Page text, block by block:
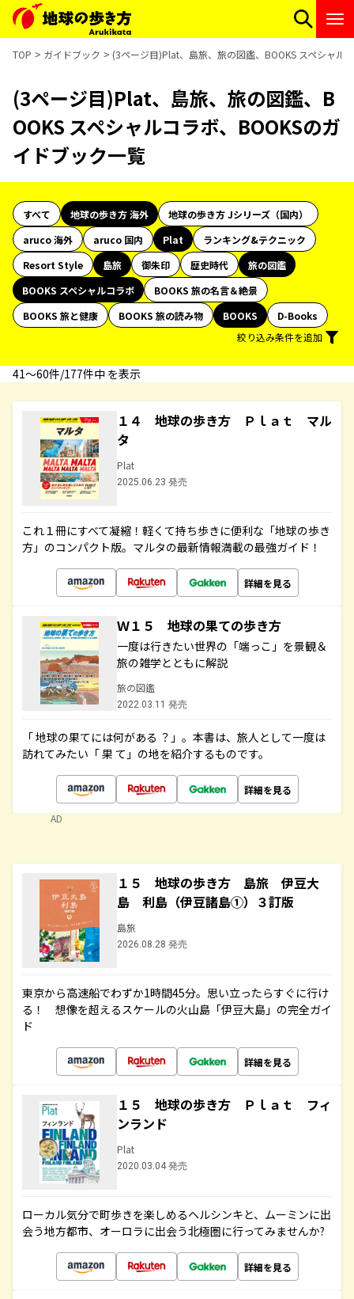
TOP ガイドブック (3ページ目)Plat、島旅、旅の図鑑、BOOKS スペシャル
(3ページ目)Plat、島旅、旅の図鑑、B
OOKS スペシャルコラボ、BOOKSのガ
イドブック一覧
すべて 地球の歩き方 海外
地球の歩き方 Jシリーズ（国内）
aruco 海外
aruco 国内 Plat
ランキング&テクニック
Resort Style
島旅 御朱印 歴史時代
旅の図鑑
BOOKS スペシャルコラボ
BOOKS 旅の名言＆絶景
BOOKS 旅と健康
BOOKS 旅の読み物 BOOKS
D-Books
絞り込み条件を追加
41〜60件/177件中 を表示
１４ 地球の歩き方 Ｐｌａｔ マル
タ
Plat
2025.06.23 発売
これ１冊にすべて凝縮！軽くて持ち歩きに便利な「地球の歩き
方」のコンパクト版。マルタの最新情報満載の最強ガイド！
詳細を見る
Ｗ１５ 地球の果ての歩き方
一度は行きたい世界の「端っこ」を景観＆
旅の雑学とともに解説
旅の図鑑
2022.03.11 発売
「 地球の果てには何がある ？」。本書は、旅人として一度は
訪れてみたい「 果 て」の地を紹介するものです。
詳細を見る
AD
１５ 地球の歩き方 島旅 伊豆大
島 利島（伊豆諸島①）３訂版
島旅
2026.08.28 発売
東京から高速船でわずか1時間45分。思い立ったらすぐに行け
る！ 想像を超えるスケールの火山島「伊豆大島」の完全ガイ
ド
詳細を見る
１５ 地球の歩き方 Ｐｌａｔ フィ
ンランド
Plat
2020.03.04 発売
ローカル気分で町歩きを楽しめるヘルシンキと、ムーミンに出
会う地方都市、オーロラに出会う北極圏に行ってみませんか?
詳細を見る